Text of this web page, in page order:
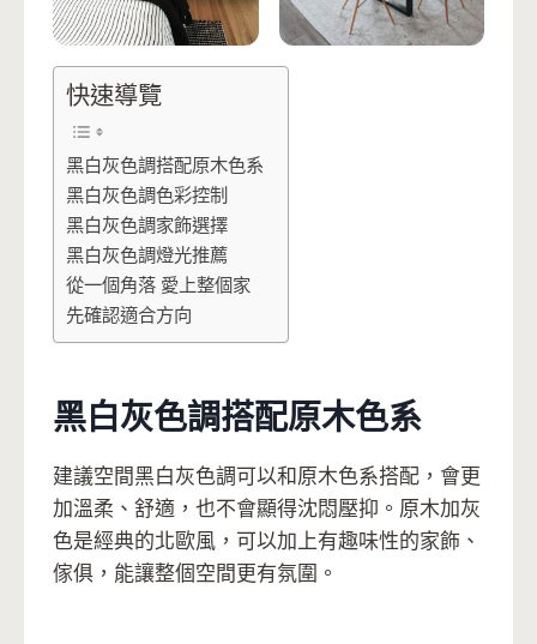
快速導覽
黑白灰色調搭配原木色系
黑白灰色調色彩控制
黑白灰色調家飾選擇
黑白灰色調燈光推薦
從一個角落 愛上整個家
先確認適合方向
黑白灰色調搭配原木色系
建議空間黑白灰色調可以和原木色系搭配，會更
加溫柔、舒適，也不會顯得沈悶壓抑。原木加灰
色是經典的北歐風，可以加上有趣味性的家飾、
傢俱，能讓整個空間更有氛圍。